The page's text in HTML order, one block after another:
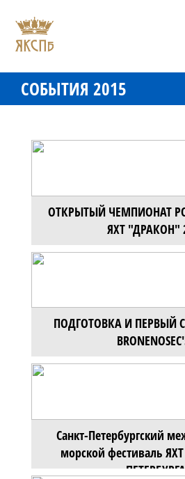
СОБЫТИЯ 2015
ОТКРЫТЫЙ ЧЕМПИОНАТ
ЯХТ "ДРАКОН"
ПОДГОТОВКА И ПЕРВЫЙ
Санкт-Петербургский
морской фестиваль
ПЕТЕРБУРГА